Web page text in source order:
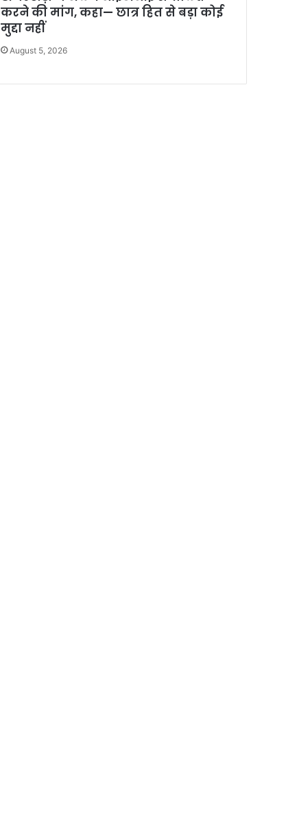
करने की मांग, कहा— छात्र हित से बड़ा कोई
मुद्दा नहीं
August 5, 2026